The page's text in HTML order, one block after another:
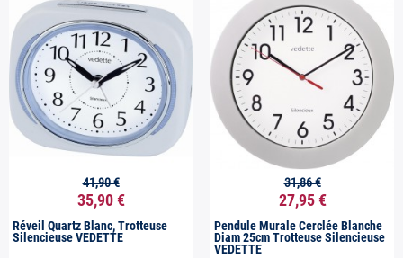
Aperçu rapide
35,90 €
41,90 €
Réveil Quartz Blanc, Trotteuse
Silencieuse VEDETTE
Aperçu rapide
27,95 €
31,86 €
Pendule Murale Cerclée Blanche
Diam 25cm Trotteuse Silencieuse
VEDETTE